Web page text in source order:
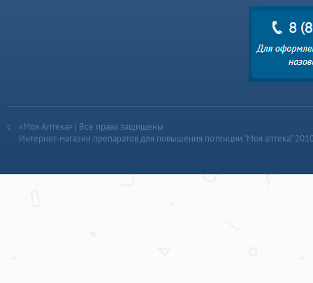
«Моя Аптека» | Все права защищены
Интернет-магазин препаратов для повышения потенции “Моя аптека”